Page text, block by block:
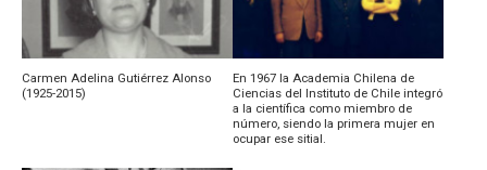
Carmen Adelina Gutiérrez Alonso
(1925-2015)
En 1967 la Academia Chilena de
Ciencias del Instituto de Chile integró
a la científica como miembro de
número, siendo la primera mujer en
ocupar ese sitial.